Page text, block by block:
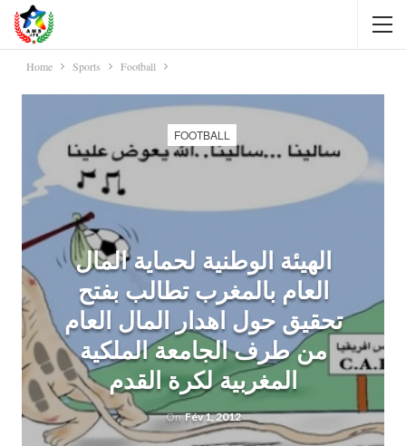
Home Sports Football
FOOTBALL
الهيئة الوطنية لحماية المال
العام بالمغرب تطالب بفتح
تحقيق حول اهدار المال العام
من طرف الجامعة الملكية
المغربية لكرة القدم
OnFév 1, 2012